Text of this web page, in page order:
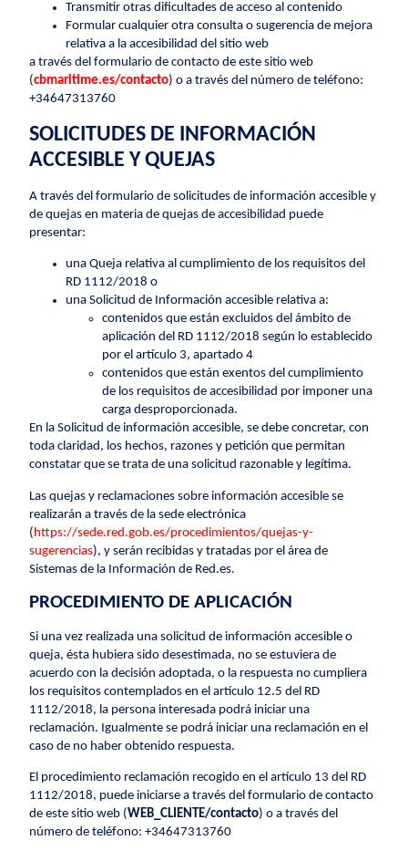
Transmitir otras dificultades de acceso al contenido
Formular cualquier otra consulta o sugerencia de mejora
relativa a la accesibilidad del sitio web
a través del formulario de contacto de este sitio web
(cbmaritime.es/contacto) o a través del número de teléfono:
+34647313760
SOLICITUDES DE INFORMACIÓN
ACCESIBLE Y QUEJAS
A través del formulario de solicitudes de información accesible y
de quejas en materia de quejas de accesibilidad puede
presentar:
una Queja relativa al cumplimiento de los requisitos del
RD 1112/2018 o
una Solicitud de Información accesible relativa a:
contenidos que están excluidos del ámbito de
aplicación del RD 1112/2018 según lo establecido
por el artículo 3, apartado 4
contenidos que están exentos del cumplimiento
de los requisitos de accesibilidad por imponer una
carga desproporcionada.
En la Solicitud de información accesible, se debe concretar, con
toda claridad, los hechos, razones y petición que permitan
constatar que se trata de una solicitud razonable y legítima.
Las quejas y reclamaciones sobre información accesible se
realizarán a través de la sede electrónica
( https://sede.red.gob.es/procedimientos/quejas-y-
sugerencias), y serán recibidas y tratadas por el área de
Sistemas de la Información de Red.es.
PROCEDIMIENTO DE APLICACIÓN
Si una vez realizada una solicitud de información accesible o
queja, ésta hubiera sido desestimada, no se estuviera de
acuerdo con la decisión adoptada, o la respuesta no cumpliera
los requisitos contemplados en el artículo 12.5 del RD
1112/2018, la persona interesada podrá iniciar una
reclamación. Igualmente se podrá iniciar una reclamación en el
caso de no haber obtenido respuesta.
El procedimiento reclamación recogido en el artículo 13 del RD
1112/2018, puede iniciarse a través del formulario de contacto
de este sitio web (WEB_CLIENTE/contacto) o a través del
número de teléfono: +34647313760